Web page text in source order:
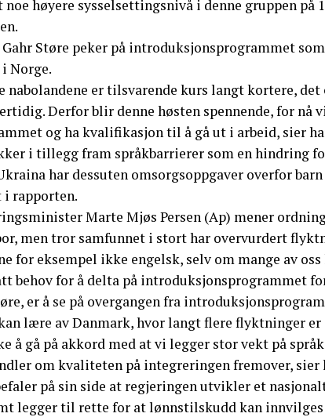
høyere sysselsettingsnivå i denne gruppen på
Støre peker på introduksjonsprogrammet
Norge.
nabolandene er tilsvarende kurs langt kortere,
Derfor blir denne høsten spennende, for nå
og ha kvalifikasjon til å gå ut i arbeid, sier
i tillegg fram språkbarrierer som en hindring
har dessuten omsorgsoppgaver overfor
i rapporten.
Marte Mjøs Persen (Ap) mener
men tror samfunnet i stort har overvurdert
for eksempel ikke engelsk, selv om mange av
behov for å delta på introduksjonsprogrammet
er å se på overgangen fra
lære av Danmark, hvor langt flere flyktninger er
å gå på akkord med at vi legger stor vekt på
om kvaliteten på integreringen fremover, sier
på sin side at regjeringen utvikler et
legger til rette for at lønnstilskudd kan